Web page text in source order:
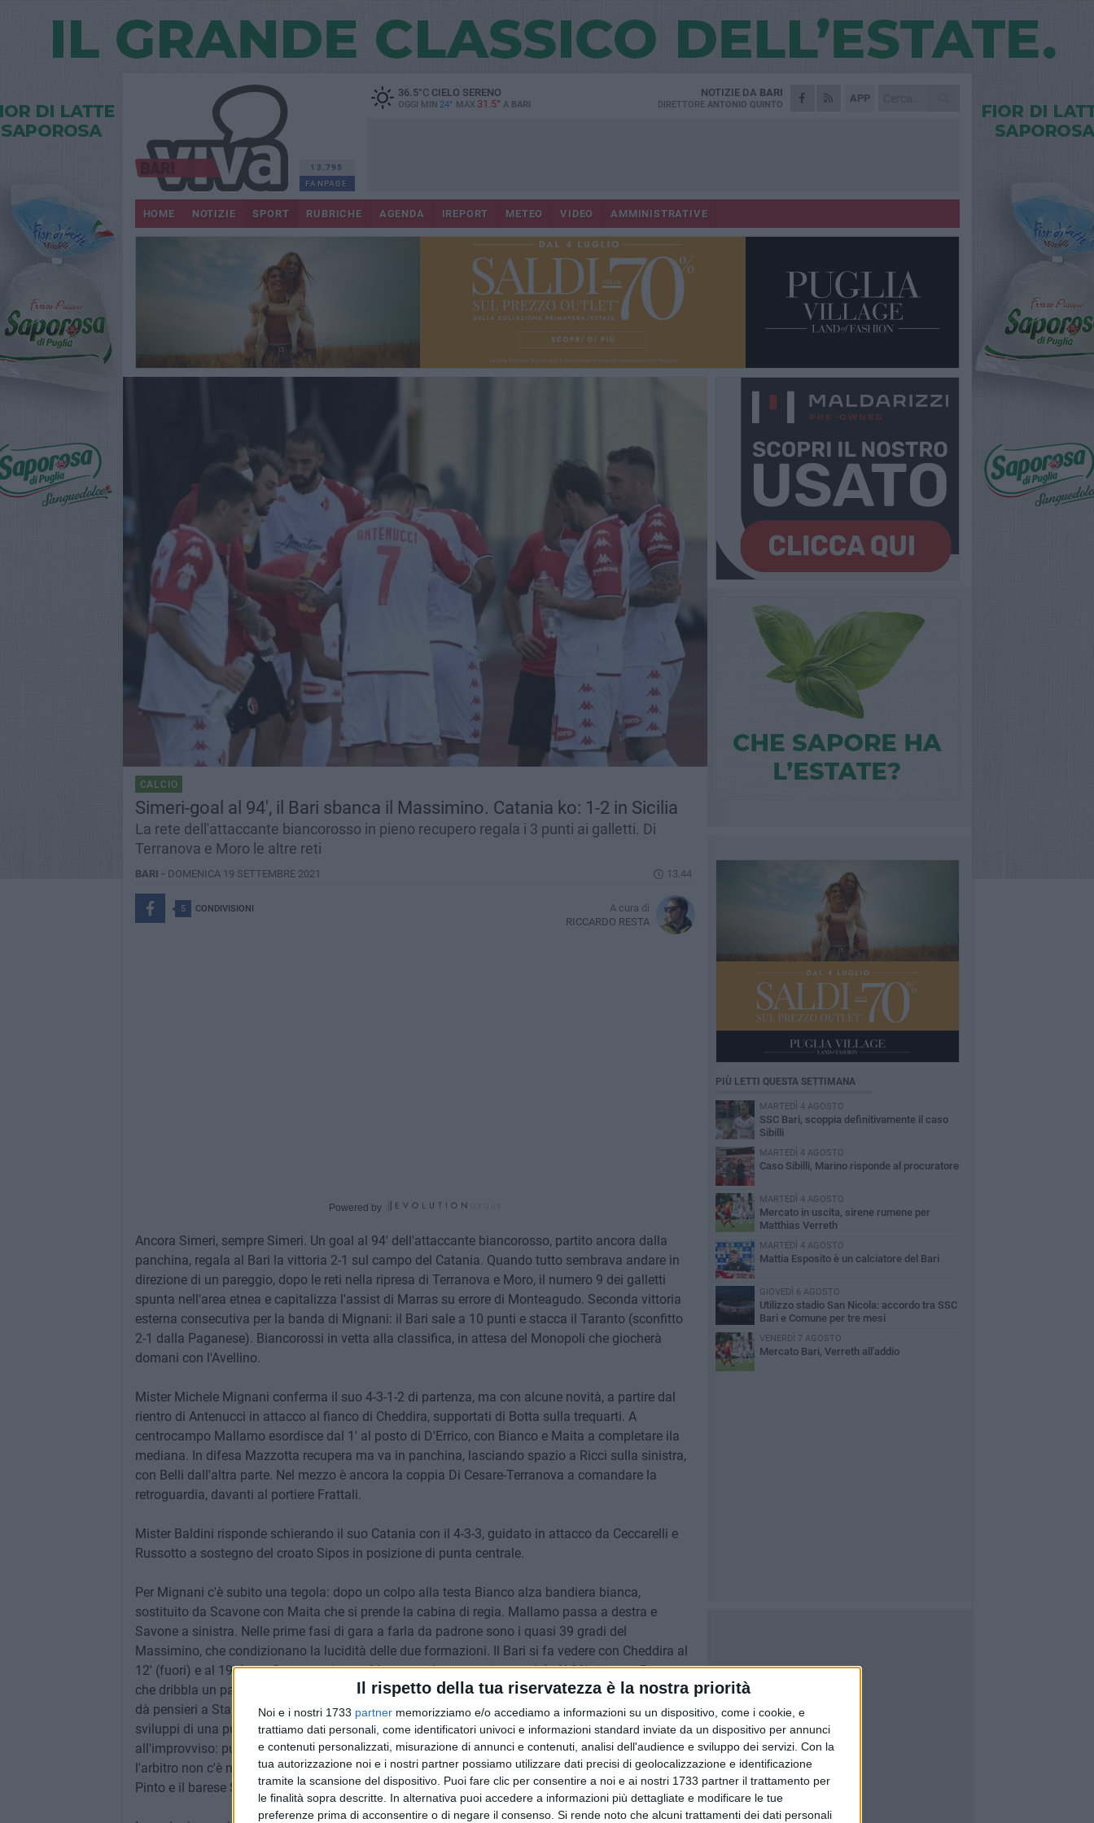
Il rispetto della tua riservatezza è la nostra priorità
Noi e i nostri 1733 partner memorizziamo e/o accediamo a informazioni su un dispositivo, come i cookie, e
trattiamo dati personali, come identificatori univoci e informazioni standard inviate da un dispositivo per annunci
e contenuti personalizzati, misurazione di annunci e contenuti, analisi dell'audience e sviluppo dei servizi. Con la
tua autorizzazione noi e i nostri partner possiamo utilizzare dati precisi di geolocalizzazione e identificazione
tramite la scansione del dispositivo. Puoi fare clic per consentire a noi e ai nostri 1733 partner il trattamento per
le finalità sopra descritte. In alternativa puoi accedere a informazioni più dettagliate e modificare le tue
preferenze prima di acconsentire o di negare il consenso. Si rende noto che alcuni trattamenti dei dati personali
13.795
FANPAGE
36.5°CCIELO SERENO
OGGI MIN 24° MAX 31.5° A BARI
APP
NOTIZIE DA BARI
DIRETTORE ANTONIO QUINTO
HOME NOTIZIE SPORT RUBRICHE AGENDA IREPORT METEO VIDEO AMMINISTRATIVE
CALCIO
Simeri-goal al 94', il Bari sbanca il Massimino. Catania ko: 1-2 in Sicilia
La rete dell'attaccante biancorosso in pieno recupero regala i 3 punti ai galletti. Di
Terranova e Moro le altre reti
BARI - DOMENICA 19 SETTEMBRE 2021 13.44
5 CONDIVISIONI
A cura di
RICCARDO RESTA
Powered by
Ancora Simeri, sempre Simeri. Un goal al 94' dell'attaccante biancorosso, partito ancora dalla
panchina, regala al Bari la vittoria 2-1 sul campo del Catania. Quando tutto sembrava andare in
direzione di un pareggio, dopo le reti nella ripresa di Terranova e Moro, il numero 9 dei galletti
spunta nell'area etnea e capitalizza l'assist di Marras su errore di Monteagudo. Seconda vittoria
esterna consecutiva per la banda di Mignani: il Bari sale a 10 punti e stacca il Taranto (sconfitto
2-1 dalla Paganese). Biancorossi in vetta alla classifica, in attesa del Monopoli che giocherà
domani con l'Avellino.
Mister Michele Mignani conferma il suo 4-3-1-2 di partenza, ma con alcune novità, a partire dal
rientro di Antenucci in attacco al fianco di Cheddira, supportati di Botta sulla trequarti. A
centrocampo Mallamo esordisce dal 1' al posto di D'Errico, con Bianco e Maita a completare ila
mediana. In difesa Mazzotta recupera ma va in panchina, lasciando spazio a Ricci sulla sinistra,
con Belli dall'altra parte. Nel mezzo è ancora la coppia Di Cesare-Terranova a comandare la
retroguardia, davanti al portiere Frattali.
Mister Baldini risponde schierando il suo Catania con il 4-3-3, guidato in attacco da Ceccarelli e
Russotto a sostegno del croato Sipos in posizione di punta centrale.
Per Mignani c'è subito una tegola: dopo un colpo alla testa Bianco alza bandiera bianca,
sostituito da Scavone con Maita che si prende la cabina di regia. Mallamo passa a destra e
Savone a sinistra. Nelle prime fasi di gara a farla da padrone sono i quasi 39 gradi del
Massimino, che condizionano la lucidità delle due formazioni. Il Bari si fa vedere con Cheddira al
12' (fuori) e al 19' (para Stancampiano e Monteagudo spazza in angolo). Al 29' ci prova Botta,
che dribbla un paio di difensori nello stretto e lascia partire un mancino troppo centrale che non
dà pensieri a Stancampiano. Al 31' risponde il Catania con il mancino di Ceccarelli, che sugli
sviluppi di una punizione spara di poco alto sulla traversa. Al 39' la partita si accende
all'improvviso: punizione di Maita che va rasoterra da Antenucci, atterrato da Pinto in area. Per
l'arbitro non c'è nulla, ma ne nasce un parapiglia che produce tre ammoniti: gli etnei Calapai e
Pinto e il barese Scavone.
PIÙ LETTI QUESTA SETTIMANA
MARTEDÌ 4 AGOSTO
SSC Bari, scoppia definitivamente il caso
Sibilli
MARTEDÌ 4 AGOSTO
Caso Sibilli, Marino risponde al procuratore
MARTEDÌ 4 AGOSTO
Mercato in uscita, sirene rumene per
Matthias Verreth
MARTEDÌ 4 AGOSTO
Mattia Esposito è un calciatore del Bari
GIOVEDÌ 6 AGOSTO
Utilizzo stadio San Nicola: accordo tra SSC
Bari e Comune per tre mesi
VENERDÌ 7 AGOSTO
Mercato Bari, Verreth all'addio